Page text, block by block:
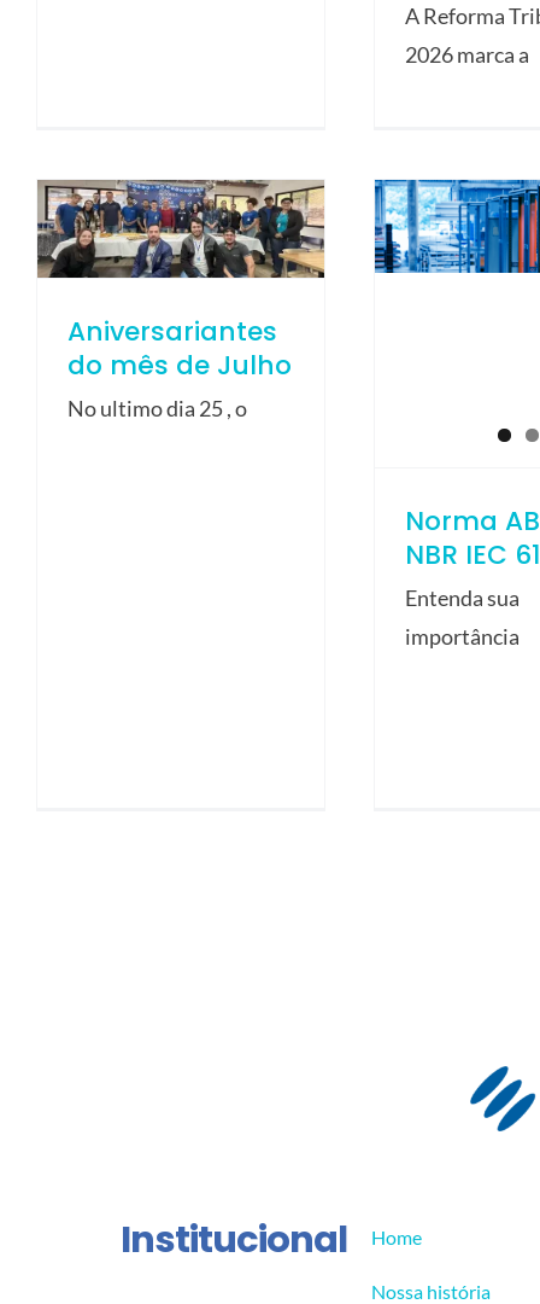
A Reforma
2026 marca a
Aniversariantes
do mês de Julho
No ultimo dia 25 , o
Norma
NBR IEC
Entenda sua
importância
Institucional Home
Nossa história